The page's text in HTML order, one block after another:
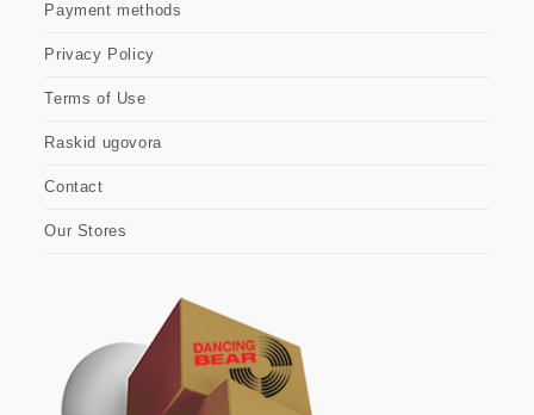
Payment methods
Privacy Policy
Terms of Use
Raskid ugovora
Contact
Our Stores